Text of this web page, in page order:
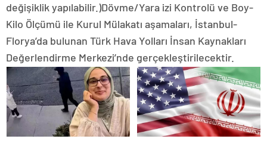
değişiklik yapılabilir.)Dövme/Yara izi Kontrolü ve Boy-
Kilo Ölçümü ile Kurul Mülakatı aşamaları, İstanbul-
Florya’da bulunan Türk Hava Yolları İnsan Kaynakları
Değerlendirme Merkezi’nde gerçekleştirilecektir.